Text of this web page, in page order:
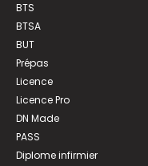
BTS
BTSA
BUT
Prépas
Licence
Licence Pro
DN Made
PASS
Diplome infirmier